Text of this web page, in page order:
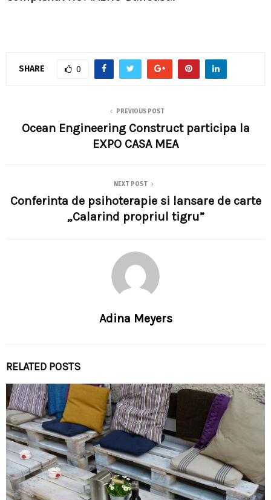
SHARE 0
PREVIOUS POST
Ocean Engineering Construct participa la
EXPO CASA MEA
NEXT POST
Conferinta de psihoterapie si lansare de carte
„Calarind propriul tigru”
Adina Meyers
RELATED POSTS